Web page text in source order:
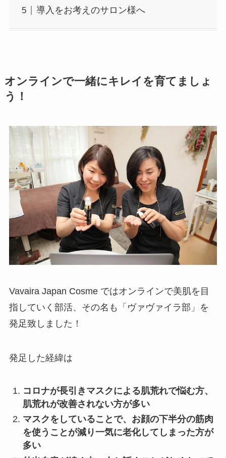
導入をお考えのサロン様へ
オンラインで一緒にキレイを育てましょ
う！
Vavaira Japan Cosme ではオンラインで美肌を目
指していく部活、その名も「ヴァヴァイラ部」を
発足致しました！
発足した経緯は
コロナが長引きマスクによる肌荒れで悩む方、
肌荒れが改善されない方が多い
マスクをしていることで、お顔の下半分の筋肉
を使うことが減り一気に老化してしまった方が
多い